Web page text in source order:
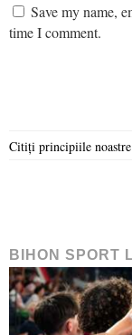
Save my name,
time I comment.
Citiți principiile noastre
BIHON SPORT